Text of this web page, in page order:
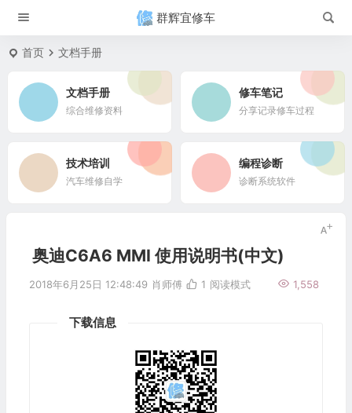
群辉宜修车
首页 文档手册
文档手册
综合维修资料
修车笔记
分享记录修车过程
技术培训
汽车维修自学
编程诊断
诊断系统软件
奥迪C6A6 MMI 使用说明书(中文)
2018年6月25日 12:48:49 肖师傅 1,558
1 阅读模式
下载信息